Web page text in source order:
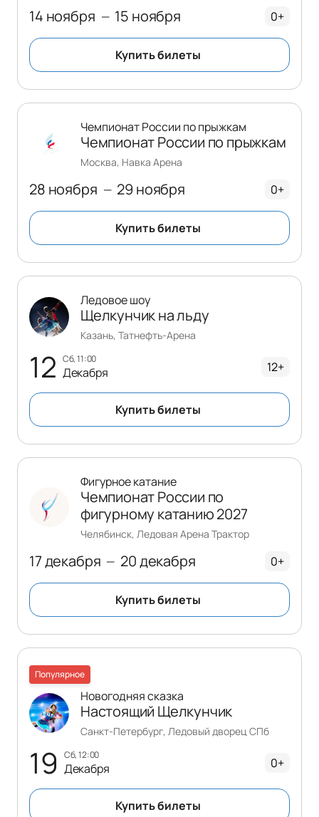
14 ноября — 15 ноября 0+
Купить билеты
28 ноября — 29 ноября
Чемпионат России по прыжкам
Чемпионат России по прыжкам
Москва, Навка Арена
0+
Купить билеты
12 сб, 11:00
Декабря
Ледовое шоу
Щелкунчик на льду
Казань, Татнефть-Арена
12+
Купить билеты
17 декабря — 20 декабря
Фигурное катание
Чемпионат России по
фигурному катанию 2027
Челябинск, Ледовая Арена Трактор
0+
Купить билеты
Популярное
19 сб, 12:00
Декабря
Новогодняя сказка
Настоящий Щелкунчик
Санкт-Петербург, Ледовый дворец СПб
0+
Купить билеты